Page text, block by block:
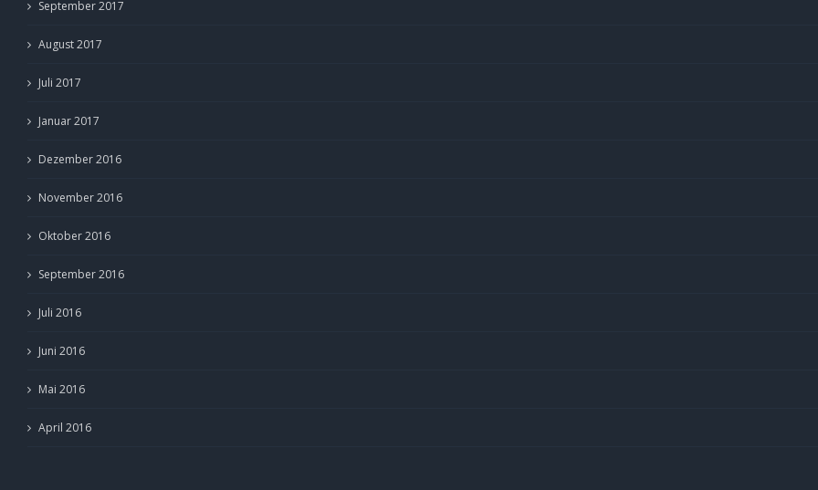
September 2017
August 2017
Juli 2017
Januar 2017
Dezember 2016
November 2016
Oktober 2016
September 2016
Juli 2016
Juni 2016
Mai 2016
April 2016